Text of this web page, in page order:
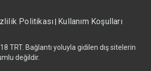
Politikası| Kullanım Koşulları
TRT. Bağlantı yoluyla gidilen dış sitelerin
değildir.